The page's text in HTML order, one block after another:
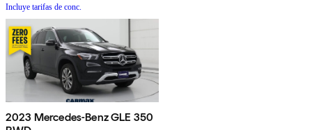
Incluye tarifas de conc.
2023 Mercedes-Benz GLE 350